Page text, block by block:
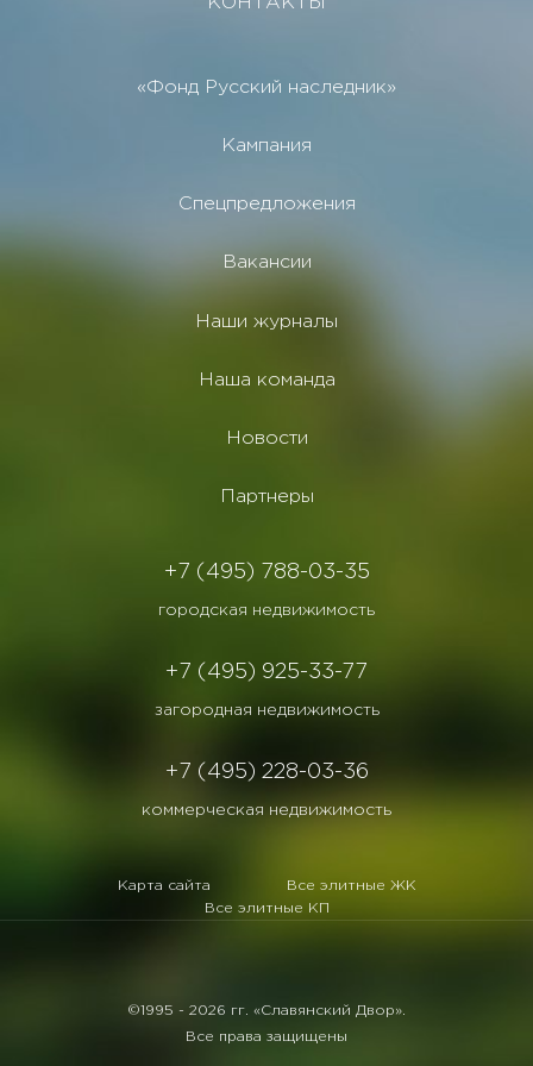
«Фонд Русский наследник»
Кампания
Спецпредложения
Вакансии
Наши журналы
Наша команда
Новости
Партнеры
+7 (495) 788-03-35
городская недвижимость
+7 (495) 925-33-77
загородная недвижимость
+7 (495) 228-03-36
коммерческая недвижимость
Карта сайта
Все элитные ЖК
Все элитные КП
©1995 - 2026 гг. «Славянский Двор».
Все права защищены